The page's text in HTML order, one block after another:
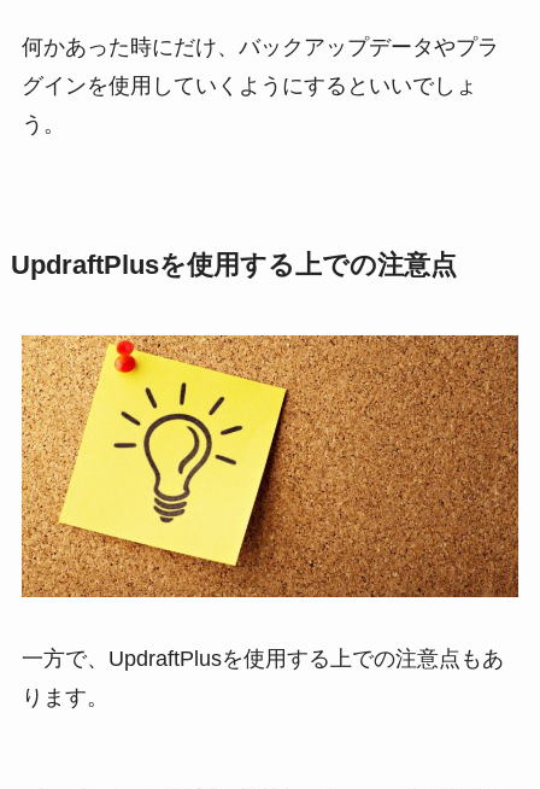
何かあった時にだけ、バックアップデータやプラ
グインを使用していくようにするといいでしょ
う。
UpdraftPlusを使用する上での注意点
一方で、UpdraftPlusを使用する上での注意点もあ
ります。